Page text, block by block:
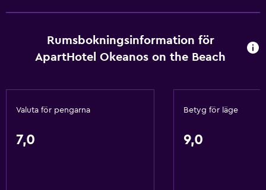
Rumsbokningsinformation för
ApartHotel Okeanos on the Beach
Valuta för pengarna
7,0
Betyg för läge
9,0